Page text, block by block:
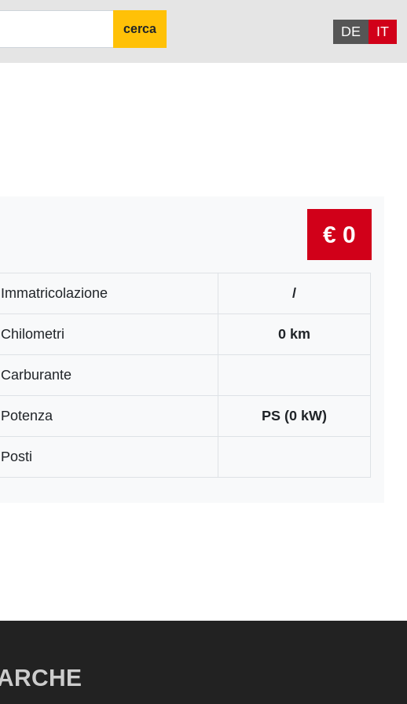
cerca DE IT
€ 0
Immatricolazione /
Chilometri 0 km
Carburante
Potenza PS (0 kW)
Posti